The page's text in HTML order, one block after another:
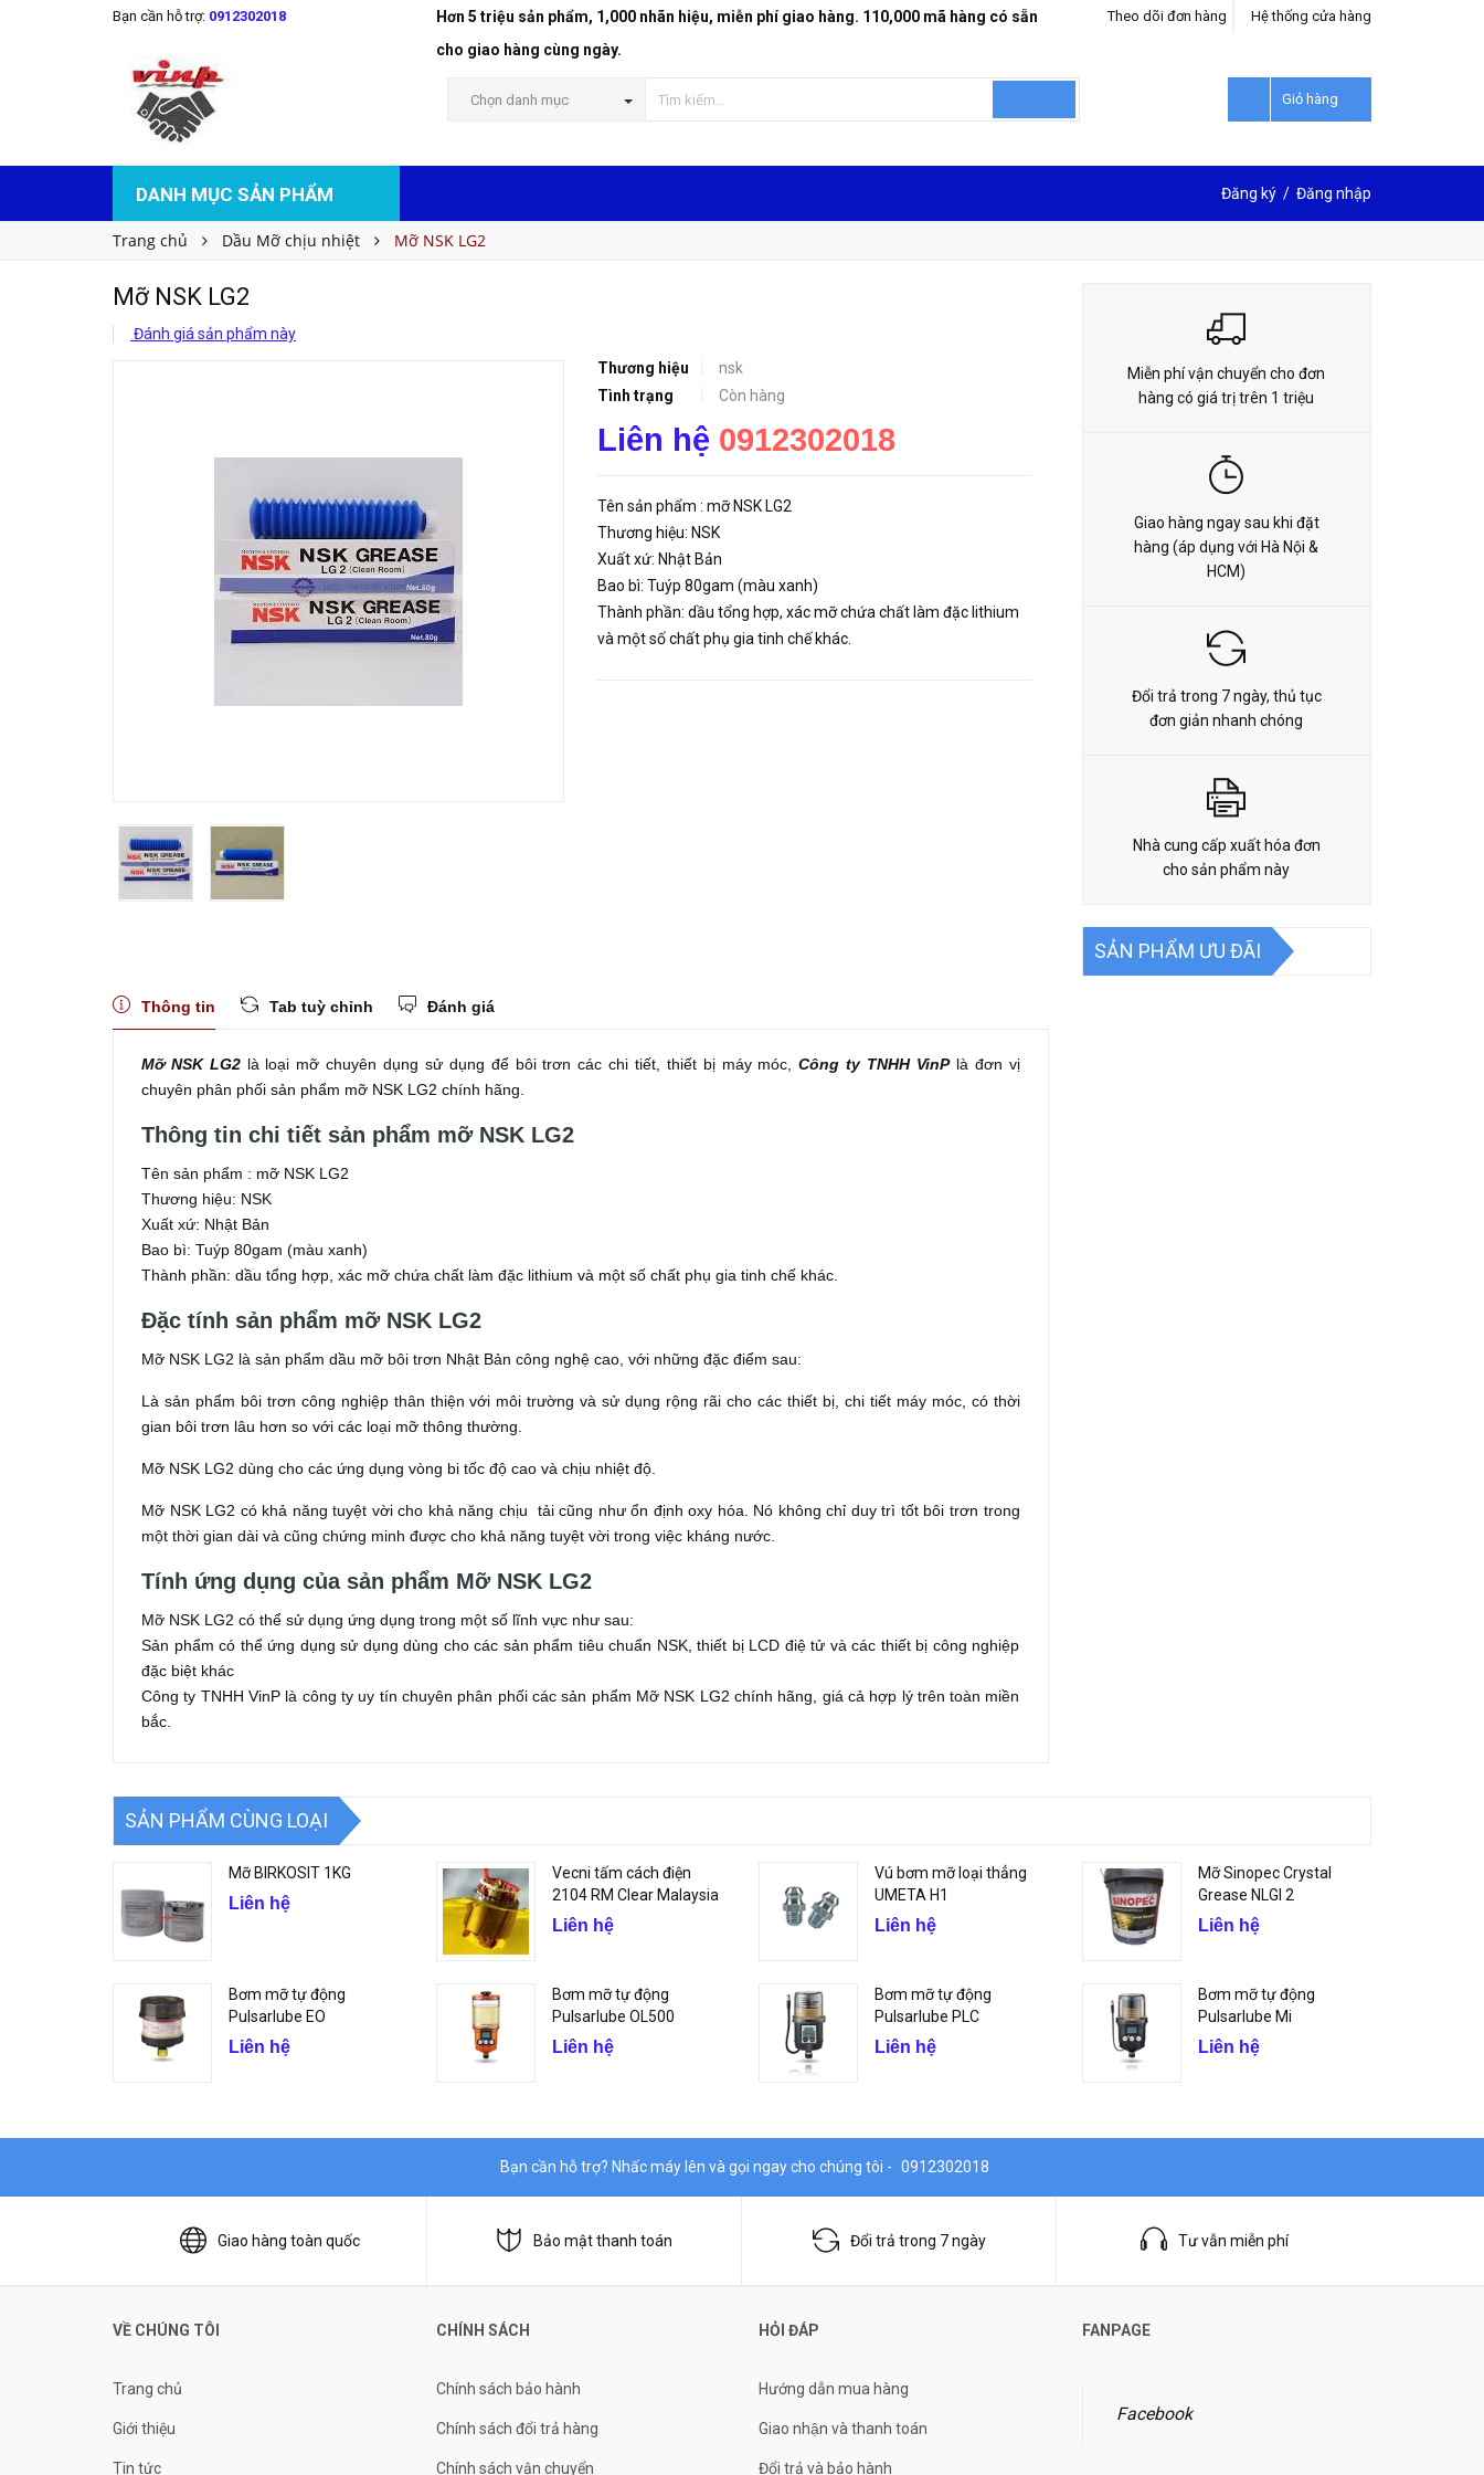
Bạn cần hỗ trợ: 0912302018
Hơn 5 triệu sản phẩm, 1,000 nhãn hiệu, miễn phí giao hàng. 110,000 mã hàng có sẵn
cho giao hàng cùng ngày.
Hệ thống cửa hàng
Theo dõi đơn hàng
Chọn danh mục Giỏ hàng
DANH MỤC SẢN PHẨM Đăng ký / Đăng nhập
Trang chủ Dầu Mỡ chịu nhiệt Mỡ NSK LG2
Mỡ NSK LG2
Đánh giá sản phẩm này
Thương hiệu
nsk
Tình trạng
Còn hàng
Liên hệ 0912302018
Tên sản phẩm : mỡ NSK LG2
Thương hiệu: NSK
Xuất xứ: Nhật Bản
Bao bì: Tuýp 80gam (màu xanh)
Thành phần: dầu tổng hợp, xác mỡ chứa chất làm đặc lithium
và một số chất phụ gia tinh chế khác.
Mỡ NSK LG2 LIÊN HỆ ĐẶT HÀNG
Thông tin Tab tuỳ chỉnh Đánh giá
Mỡ NSK LG2là loại mỡ chuyên dụng sử dụng để bôi trơn các chi tiết, thiết bị máy móc,Công ty TNHH VinPlà đơn vị
chuyên phân phối sản phẩm mỡ NSK LG2 chính hãng.
Thông tin chi tiết sản phẩm mỡ NSK LG2
Tên sản phẩm : mỡ NSK LG2
Thương hiệu: NSK
Xuất xứ: Nhật Bản
Bao bì: Tuýp 80gam (màu xanh)
Thành phần: dầu tổng hợp, xác mỡ chứa chất làm đặc lithium và một số chất phụ gia tinh chế khác.
Đặc tính sản phẩm mỡ NSK LG2
Mỡ NSK LG2 là sản phẩm dầu mỡ bôi trơn Nhật Bản công nghệ cao, với những đặc điểm sau:
Là sản phẩm bôi trơn công nghiệp thân thiện với môi trường và sử dụng rộng rãi cho các thiết bị, chi tiết máy móc, có thời
gian bôi trơn lâu hơn so với các loại mỡ thông thường.
Mỡ NSK LG2 dùng cho các ứng dụng vòng bi tốc độ cao và chịu nhiệt độ.
Mỡ NSK LG2 có khả năng tuyệt vời cho khả năng chịu tải cũng như ổn định oxy hóa. Nó không chỉ duy trì tốt bôi trơn trong
một thời gian dài và cũng chứng minh được cho khả năng tuyệt vời trong việc kháng nước.
Tính ứng dụng của sản phẩm Mỡ NSK LG2
Mỡ NSK LG2 có thể sử dụng ứng dụng trong một số lĩnh vực như sau:
Sản phẩm có thể ứng dụng sử dụng dùng cho các sản phẩm tiêu chuẩn NSK, thiết bị LCD điệ tử và các thiết bị công nghiệp
đặc biệt khác
Công ty TNHH VinP là công ty uy tín chuyên phân phối các sản phẩm Mỡ NSK LG2 chính hãng, giá cả hợp lý trên toàn miền
bắc.
Miễn phí vận chuyển cho đơn
hàng có giá trị trên 1 triệu
Giao hàng ngay sau khi đặt
hàng (áp dụng với Hà Nội &
HCM)
Đổi trả trong 7 ngày, thủ tục
đơn giản nhanh chóng
Nhà cung cấp xuất hóa đơn
cho sản phẩm này
SẢN PHẨM ƯU ĐÃI
SẢN PHẨM CÙNG LOẠI
Mỡ BIRKOSIT 1KG
Liên hệ
Vecni tấm cách điện
2104 RM Clear Malaysia
Liên hệ
Vú bơm mỡ loại thẳng
UMETA H1
Liên hệ
Mỡ Sinopec Crystal
Grease NLGI 2
Liên hệ
Bơm mỡ tự động
Pulsarlube EO
Liên hệ
Bơm mỡ tự động
Pulsarlube OL500
Liên hệ
Bơm mỡ tự động
Pulsarlube PLC
Liên hệ
Bơm mỡ tự động
Pulsarlube Mi
Liên hệ
Bạn cần hỗ trợ? Nhấc máy lên và gọi ngay cho chúng tôi - 0912302018
Giao hàng toàn quốc Bảo mật thanh toán Đổi trả trong 7 ngày Tư vẫn miễn phí
VỀ CHÚNG TÔI
Trang chủ
Giới thiệu
Tin tức
CHÍNH SÁCH
Chính sách bảo hành
Chính sách đổi trả hàng
Chính sách vận chuyển
HỎI ĐÁP
Hướng dẫn mua hàng
Giao nhận và thanh toán
Đổi trả và bảo hành
FANPAGE
Facebook